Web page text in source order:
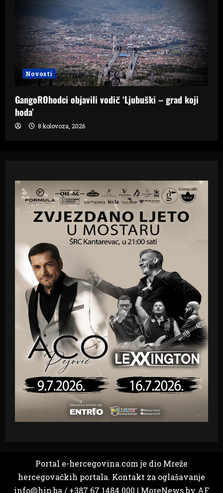
Novosti
GangoROhodci objavili vodič ‘Ljubuški – grad koji
hoda’
8 kolovoza, 2026
Portal e-hercegovina.com je dio Mreže
hercegovačkih portala. Kontakt za oglašavanje
info@hip.ba / +387 67 1484 000 | MoreNewsby AF